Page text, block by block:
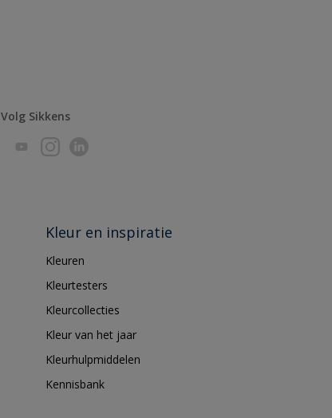
Volg Sikkens
Kleur en inspiratie
Kleuren
Kleurtesters
Kleurcollecties
Kleur van het jaar
Kleurhulpmiddelen
Kennisbank